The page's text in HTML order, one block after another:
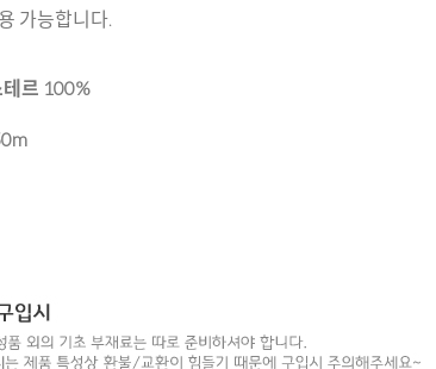
가능합니다.
르 100%